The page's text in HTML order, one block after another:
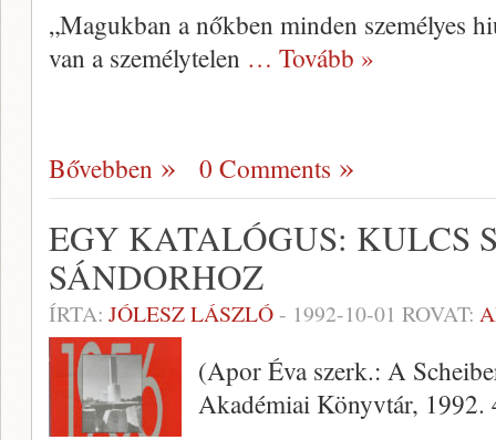
„Magukban a nőkben minden személyes
van a személytelen … Tovább »
Bővebben 0 Comments
EGY KATALÓGUS: KULCS
SÁNDORHOZ
ÍRTA: JÓLESZ LÁSZLÓ- 1992-10-01 ROVAT:
(Apor Éva szerk.: A
Akadémiai Könyvtár,